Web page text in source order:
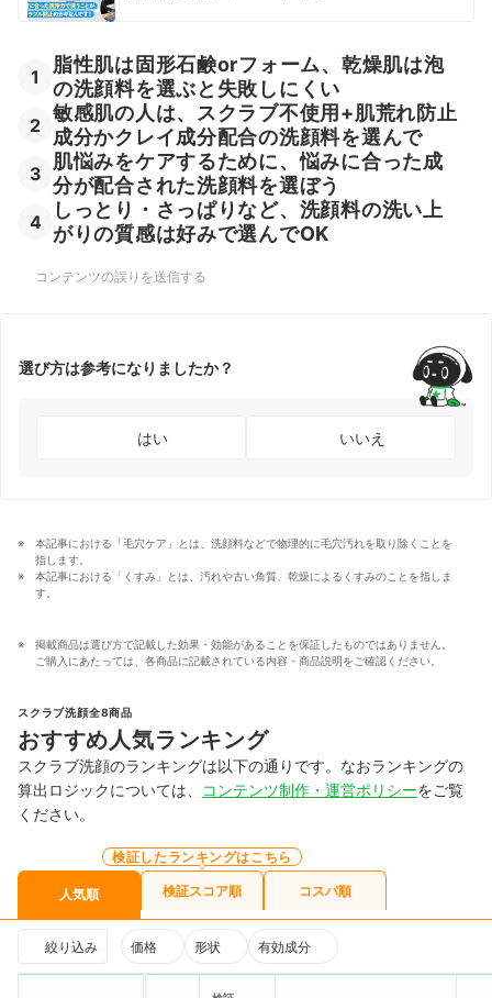
1
脂性肌は固形石鹸orフォーム、乾燥肌は泡
の洗顔料を選ぶと失敗しにくい
2
敏感肌の人は、スクラブ不使用+肌荒れ防止
成分かクレイ成分配合の洗顔料を選んで
3
肌悩みをケアするために、悩みに合った成
分が配合された洗顔料を選ぼう
4
しっとり・さっぱりなど、洗顔料の洗い上
がりの質感は好みで選んでOK
コンテンツの誤りを送信する
選び方は参考になりましたか？
はい いいえ
本記事における「毛穴ケア」とは、洗顔料などで物理的に毛穴汚れを取り除くことを
指します。
本記事における「くすみ」とは、汚れや古い角質、乾燥によるくすみのことを指しま
す。
掲載商品は選び方で記載した効果・効能があることを保証したものではありません。
ご購入にあたっては、各商品に記載されている内容・商品説明をご確認ください。
スクラブ洗顔全8商品
おすすめ人気ランキング
スクラブ洗顔のランキングは以下の通りです。なおランキングの
算出ロジックについては、
コンテンツ制作・運営ポリシーをご覧
ください。
人気順
検証したランキングはこちら
検証スコア順 コスパ順
絞り込み 価格 形状 有効成分